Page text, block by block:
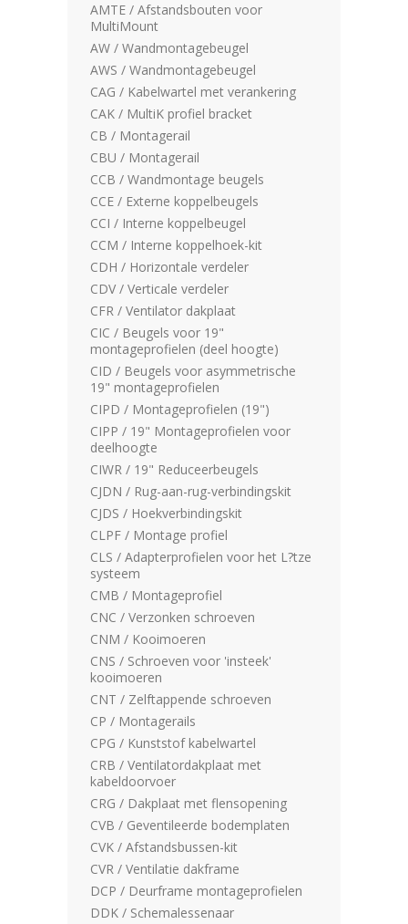
AMTE / Afstandsbouten voor
MultiMount
AW / Wandmontagebeugel
AWS / Wandmontagebeugel
CAG / Kabelwartel met verankering
CAK / MultiK profiel bracket
CB / Montagerail
CBU / Montagerail
CCB / Wandmontage beugels
CCE / Externe koppelbeugels
CCI / Interne koppelbeugel
CCM / Interne koppelhoek-kit
CDH / Horizontale verdeler
CDV / Verticale verdeler
CFR / Ventilator dakplaat
CIC / Beugels voor 19"
montageprofielen (deel hoogte)
CID / Beugels voor asymmetrische
19" montageprofielen
CIPD / Montageprofielen (19")
CIPP / 19" Montageprofielen voor
deelhoogte
CIWR / 19" Reduceerbeugels
CJDN / Rug-aan-rug-verbindingskit
CJDS / Hoekverbindingskit
CLPF / Montage profiel
CLS / Adapterprofielen voor het L?tze
systeem
CMB / Montageprofiel
CNC / Verzonken schroeven
CNM / Kooimoeren
CNS / Schroeven voor 'insteek'
kooimoeren
CNT / Zelftappende schroeven
CP / Montagerails
CPG / Kunststof kabelwartel
CRB / Ventilatordakplaat met
kabeldoorvoer
CRG / Dakplaat met flensopening
CVB / Geventileerde bodemplaten
CVK / Afstandsbussen-kit
CVR / Ventilatie dakframe
DCP / Deurframe montageprofielen
DDK / Schemalessenaar